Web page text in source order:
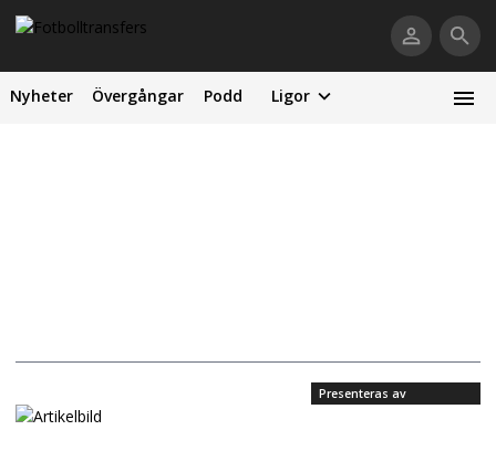
Nyheter Övergångar Podd Ligor
Presenteras av